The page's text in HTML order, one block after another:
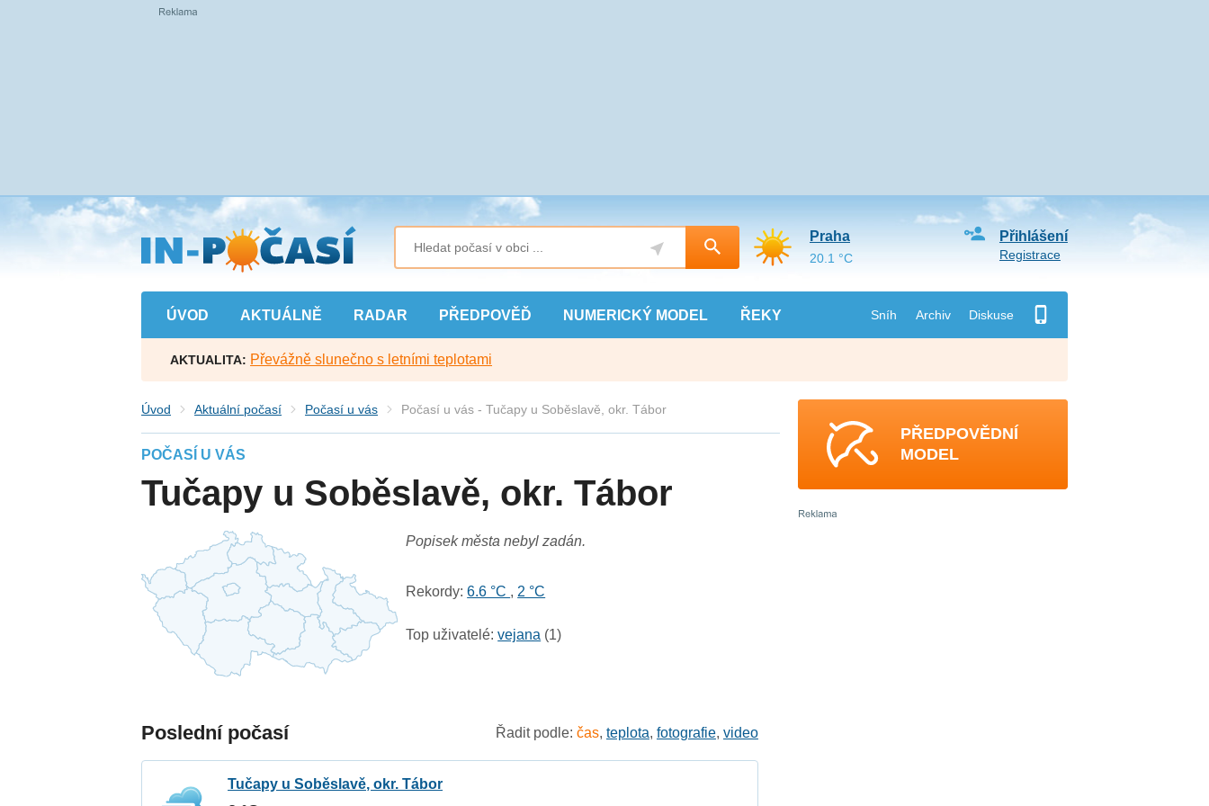
Přejít
na
hlavní
obsah
ÚVOD AKTUÁLNĚ RADAR PŘEDPOVĚĎ NUMERICKÝ MODEL ŘEKY Sníh Archiv Diskuse
Přihlášení
Registrace
Praha
20.1 °C
AKTUALITA: Převážně slunečno s letními teplotami
Úvod Aktuální počasí Počasí u vás Počasí u vás - Tučapy u Soběslavě, okr. Tábor
POČASÍ U VÁS
Tučapy u Soběslavě, okr. Tábor
Popisek města nebyl zadán.
Rekordy: 6.6 °C ,2 °C
Top uživatelé: vejana (1)
Poslední počasí Řadit podle: čas, teplota, fotografie, video
Tučapy u Soběslavě, okr. Tábor
PŘEDPOVĚDNÍ
MODEL